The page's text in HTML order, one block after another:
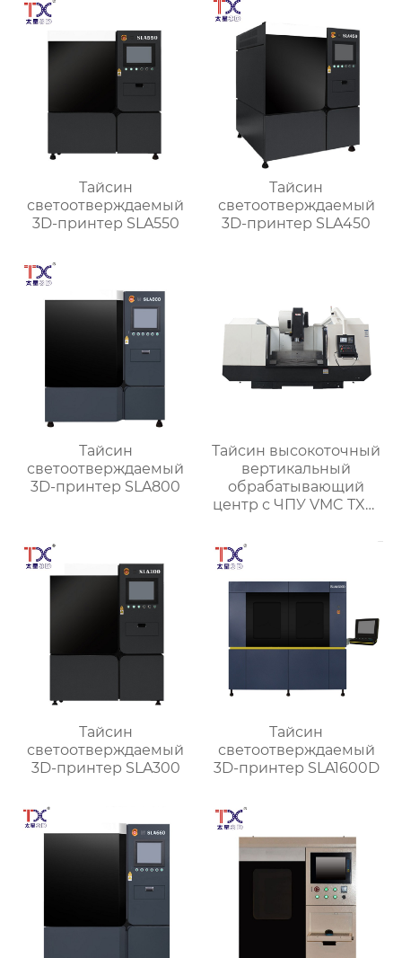
Тайсин
светоотверждаемый
3D-принтер SLA550
Тайсин
светоотверждаемый
3D-принтер SLA450
Тайсин
светоотверждаемый
3D-принтер SLA800
Тайсин высокоточный
вертикальный
обрабатывающий
центр с ЧПУ VMC TXP-
Тайсин
светоотверждаемый
3D-принтер SLA300
Тайсин
светоотверждаемый
3D-принтер SLA1600D